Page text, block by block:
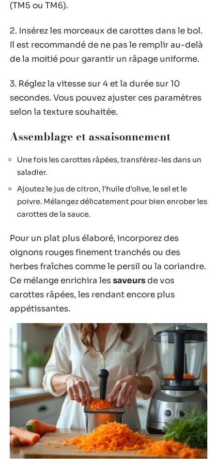
(TM5 ou TM6).
2. Insérez les morceaux de carottes dans le bol.
Il est recommandé de ne pas le remplir au-delà
de la moitié pour garantir un râpage uniforme.
3. Réglez la vitesse sur 4 et la durée sur 10
secondes. Vous pouvez ajuster ces paramètres
selon la texture souhaitée.
Assemblage et assaisonnement
Une fois les carottes râpées, transférez-les dans un
saladier.
Ajoutez le jus de citron, l’huile d’olive, le sel et le
poivre. Mélangez délicatement pour bien enrober les
carottes de la sauce.
Pour un plat plus élaboré, incorporez des
oignons rouges finement tranchés ou des
herbes fraîches comme le persil ou la coriandre.
Ce mélange enrichira lessaveurs de vos
carottes râpées, les rendant encore plus
appétissantes.